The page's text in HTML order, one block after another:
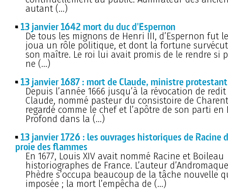
autant (…)
13 janvier 1642 mort du duc d'Espernon
De tous les mignons de Henri III, d’Espernon fut
joua un rôle politique, et dont la fortune
son maître. Le roi lui avait promis de le rendre si
ne (…)
13 janvier 1687 : mort de Claude, ministre protestant
Depuis l’année 1666 jusqu’à la révocation de
Claude, nommé pasteur du consistoire de
regardé comme le chef et l’apôtre de son parti en
Profond dans la (…)
13 janvier 1726 : les ouvrages historiques de Racine
proie des flammes
En 1677, Louis XIV avait nommé Racine et Boileau
historiographes de France. L’auteur
Phèdre s’occupa beaucoup de la tâche nouvelle
imposée ; la mort l’empêcha de (…)